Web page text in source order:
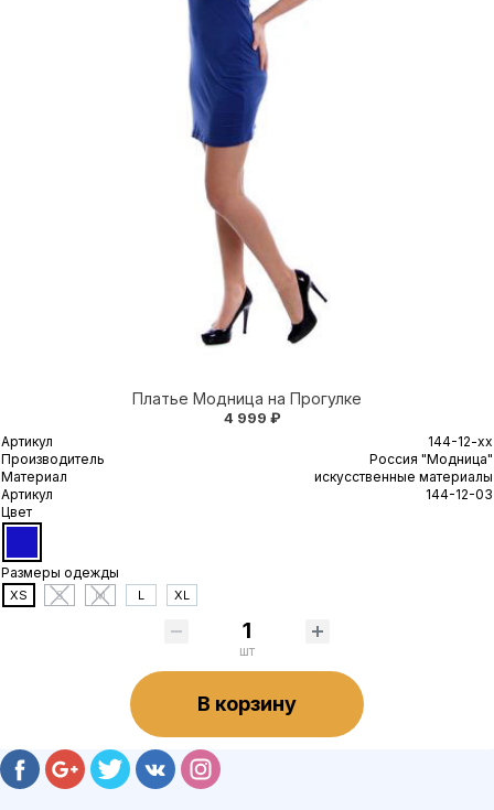
Платье Модница на Прогулке
4 999 ₽
Артикул
144-12-xx
Производитель
Россия "Модница"
Материал
искусственные материалы
Артикул
144-12-03
Цвет
Размеры одежды
XS S M L XL
шт
В корзину